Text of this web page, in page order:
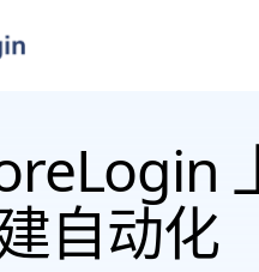
自动化